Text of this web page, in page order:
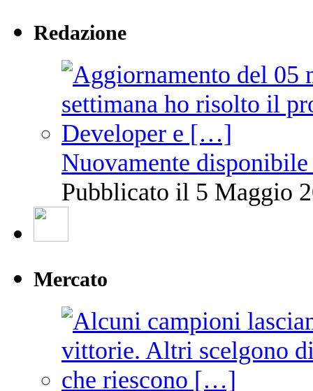
Redazione
Nuovamente
Pubblicato il 5 Maggio
Mercato